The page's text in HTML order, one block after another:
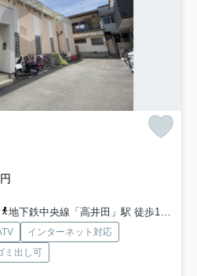
地下鉄中央線「高井田」駅 徒歩14分
インターネット対応
ミ出し可